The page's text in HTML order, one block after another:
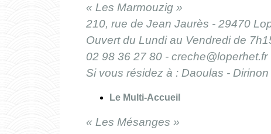
« Les Marmouzig »
210, rue de Jean Jaurès - 29470
Ouvert du Lundi au Vendredi de
02 98 36 27 80 - creche@loperhet.fr
Si vous résidez à : Daoulas -
Le Multi-Accueil
« Les Mésanges »